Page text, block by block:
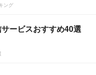
ング
ービスおすすめ40選